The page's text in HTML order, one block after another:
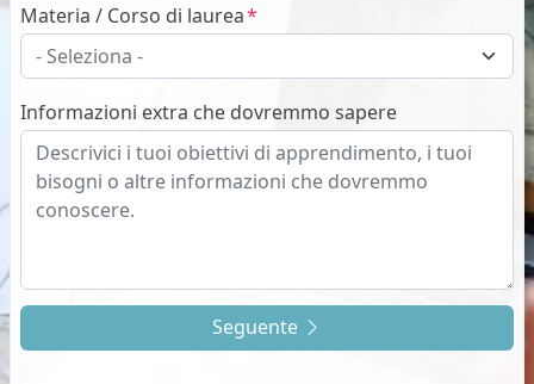
Materia / Corso di laurea
Informazioni extra che dovremmo sapere
Seguente